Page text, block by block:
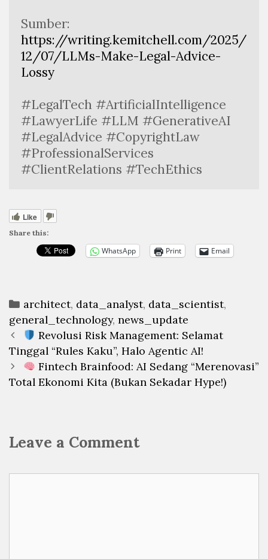
Sumber:
https://writing.kemitchell.com/2025/
12/07/LLMs-Make-Legal-Advice-
Lossy
#LegalTech #ArtificialIntelligence
#LawyerLife #LLM #GenerativeAI
#LegalAdvice #CopyrightLaw
#ProfessionalServices
#ClientRelations #TechEthics
Like
Share this:
WhatsApp Print Email
Categories
architect, data_analyst, data_scientist,
general_technology, news_update
Post
navigation
Revolusi Risk Management: Selamat
Tinggal “Rules Kaku”, Halo Agentic AI!
Fintech Brainfood: AI Sedang “Merenovasi”
Total Ekonomi Kita (Bukan Sekadar Hype!)
Leave a Comment